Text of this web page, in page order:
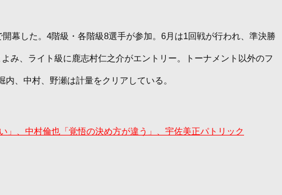
幕した。4階級・各階級8選手が参加。6月は1回戦が行われ、準決勝
み、ライト級に鹿志村仁之介がエントリー。トーナメント以外のフ
、中村、野瀬は計量をクリアしている。
、中村倫也「覚悟の決め方が違う」、宇佐美正パトリック